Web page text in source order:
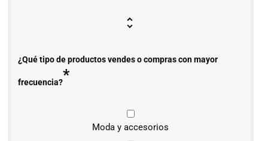
¿Qué tipo de productos vendes o compras con mayor
frecuencia?*
Moda y accesorios